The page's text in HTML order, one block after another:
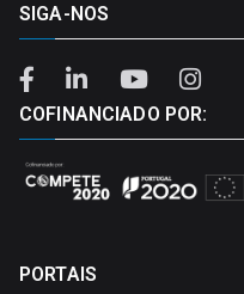
SIGA-NOS
COFINANCIADO POR:
PORTAIS